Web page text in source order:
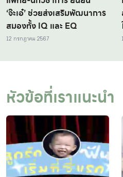
‘จ๊ะเอ๋’ ช่วยส่งเสริมพัฒนาการ
สมองทั้ง IQ และ EQ
12 กรกฎาคม 2567
หัวข้อที่เราแนะนำ